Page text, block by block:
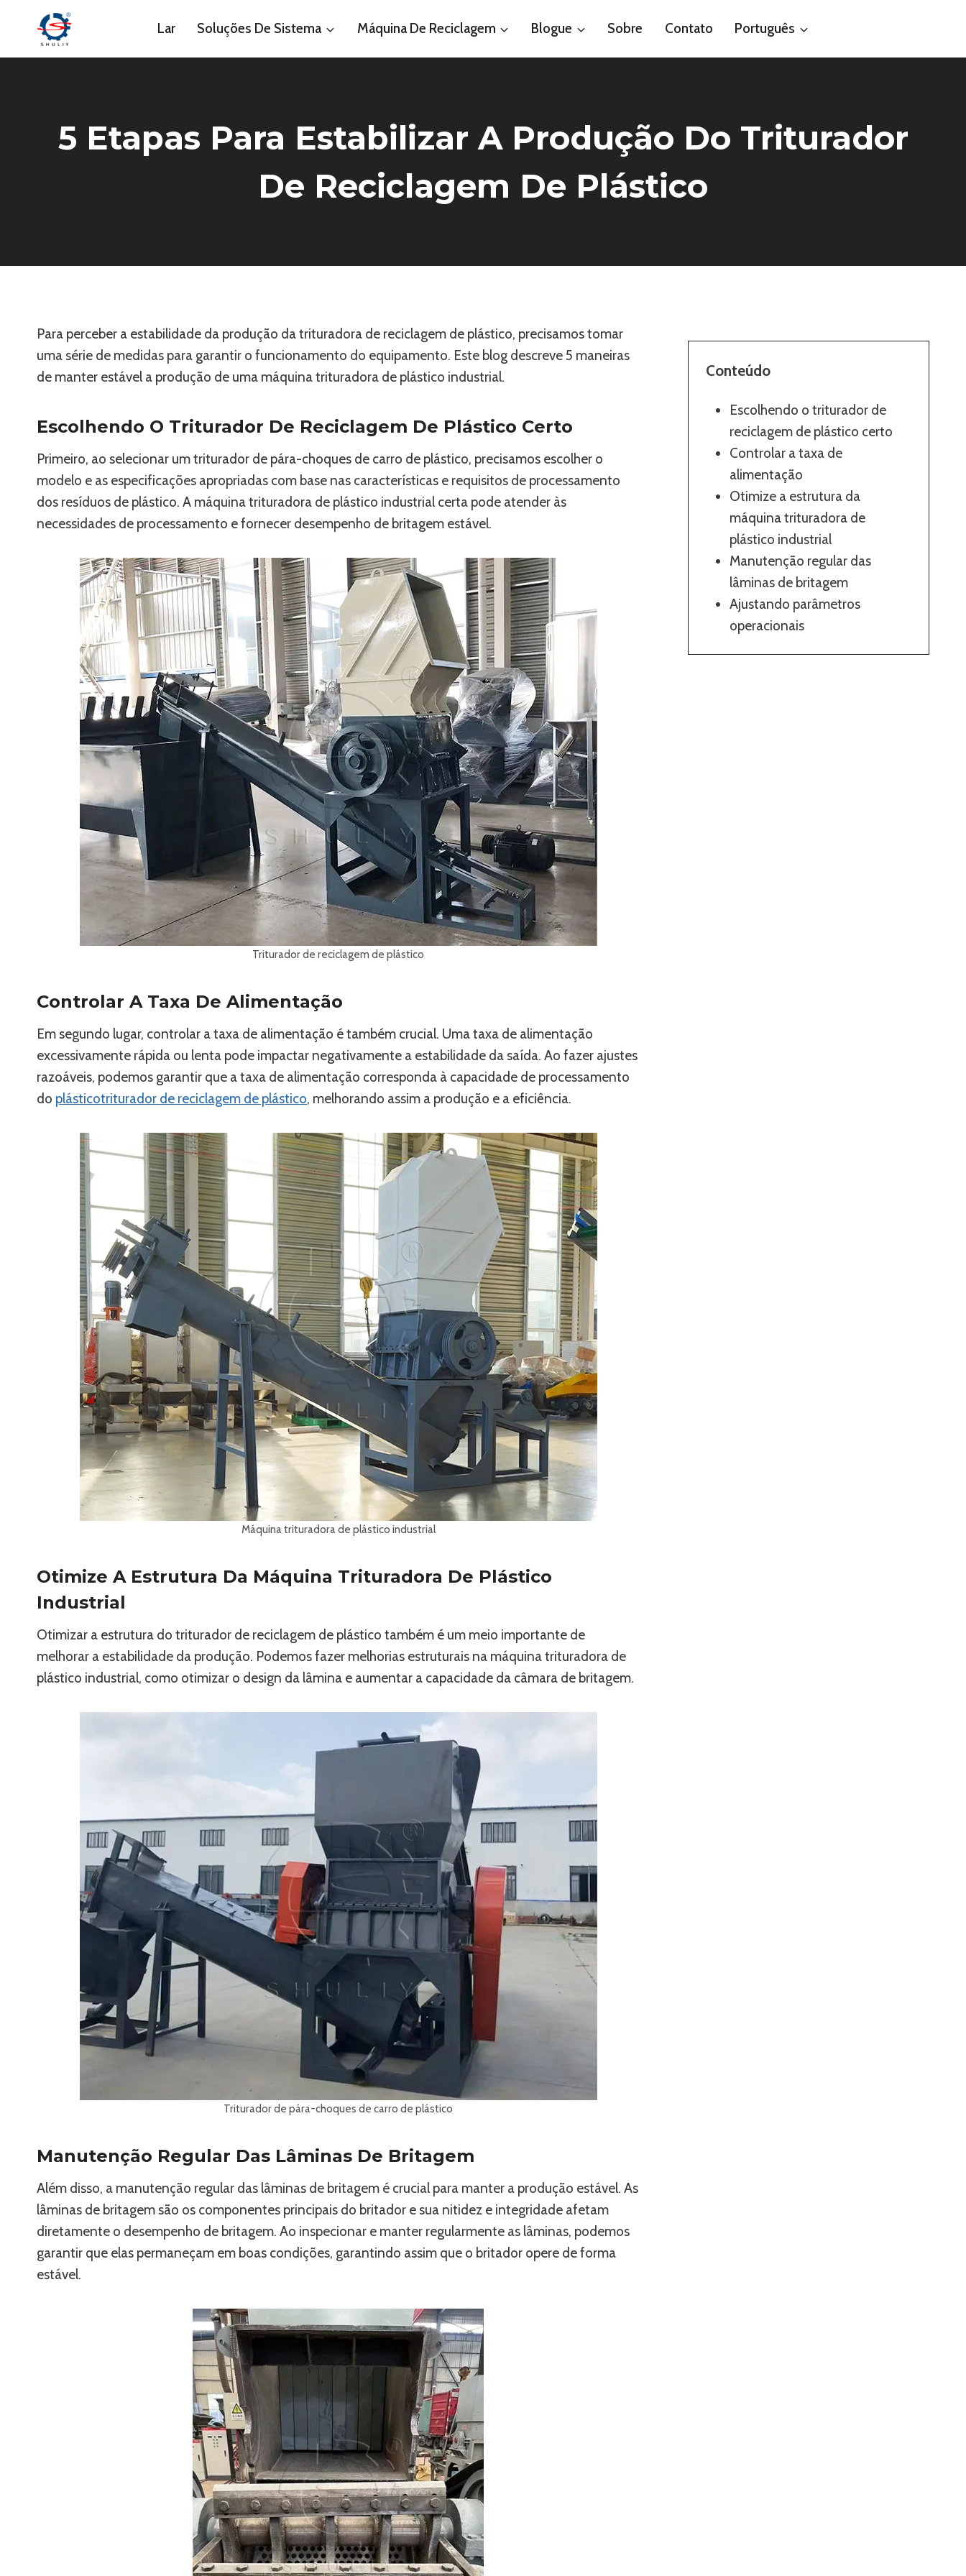
Lar Soluções De Sistema Máquina De Reciclagem Blogue Sobre Contato Português
5 Etapas Para Estabilizar A Produção Do Triturador
De Reciclagem De Plástico
Para perceber a estabilidade da produção da trituradora de reciclagem de plástico, precisamos tomar
uma série de medidas para garantir o funcionamento do equipamento. Este blog descreve 5 maneiras
de manter estável a produção de uma máquina trituradora de plástico industrial.
Escolhendo O Triturador De Reciclagem De Plástico Certo
Primeiro, ao selecionar um triturador de pára-choques de carro de plástico, precisamos escolher o
modelo e as especificações apropriadas com base nas características e requisitos de processamento
dos resíduos de plástico. A máquina trituradora de plástico industrial certa pode atender às
necessidades de processamento e fornecer desempenho de britagem estável.
Triturador de reciclagem de plástico
Controlar A Taxa De Alimentação
Em segundo lugar, controlar a taxa de alimentação é também crucial. Uma taxa de alimentação
excessivamente rápida ou lenta pode impactar negativamente a estabilidade da saída. Ao fazer ajustes
razoáveis, podemos garantir que a taxa de alimentação corresponda à capacidade de processamento
do plásticotriturador de reciclagem de plástico, melhorando assim a produção e a eficiência.
Máquina trituradora de plástico industrial
Otimize A Estrutura Da Máquina Trituradora De Plástico
Industrial
Otimizar a estrutura do triturador de reciclagem de plástico também é um meio importante de
melhorar a estabilidade da produção. Podemos fazer melhorias estruturais na máquina trituradora de
plástico industrial, como otimizar o design da lâmina e aumentar a capacidade da câmara de britagem.
Triturador de pára-choques de carro de plástico
Manutenção Regular Das Lâminas De Britagem
Além disso, a manutenção regular das lâminas de britagem é crucial para manter a produção estável. As
lâminas de britagem são os componentes principais do britador e sua nitidez e integridade afetam
diretamente o desempenho de britagem. Ao inspecionar e manter regularmente as lâminas, podemos
garantir que elas permaneçam em boas condições, garantindo assim que o britador opere de forma
estável.
Conteúdo
Escolhendo o triturador de
reciclagem de plástico certo
Controlar a taxa de
alimentação
Otimize a estrutura da
máquina trituradora de
plástico industrial
Manutenção regular das
lâminas de britagem
Ajustando parâmetros
operacionais